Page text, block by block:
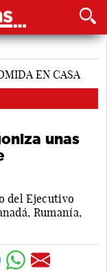
unas
del Ejecutivo
Rumanía,